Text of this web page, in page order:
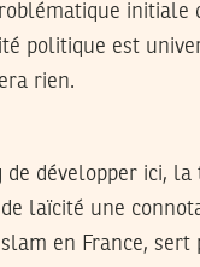
politique est
rien.
développer ici,
laïcité une
en France,